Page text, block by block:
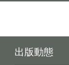
出版動態